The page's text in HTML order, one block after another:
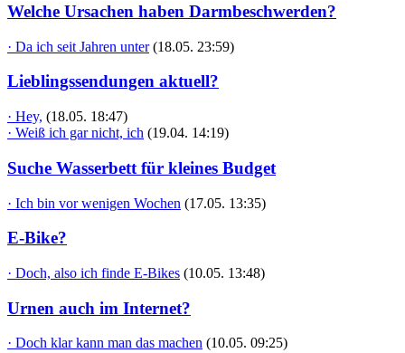
Welche Ursachen haben Darmbeschwerden?
· Da ich seit Jahren unter (18.05. 23:59)
Lieblingssendungen aktuell?
· Hey, (18.05. 18:47)
· Weiß ich gar nicht, ich (19.04. 14:19)
Suche Wasserbett für kleines Budget
· Ich bin vor wenigen Wochen (17.05. 13:35)
E-Bike?
· Doch, also ich finde E-Bikes (10.05. 13:48)
Urnen auch im Internet?
· Doch klar kann man das machen (10.05. 09:25)